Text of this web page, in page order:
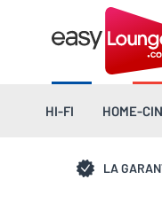
HI-FI HOME-
LA